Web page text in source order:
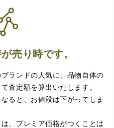
頂いたうえで質入れ金額を
感動しました。
売り時です。
ランドの人気に、品物自体の
査定額を算出いたします。
ると、お値段は下がってしま
、プレミア価格がつくことは